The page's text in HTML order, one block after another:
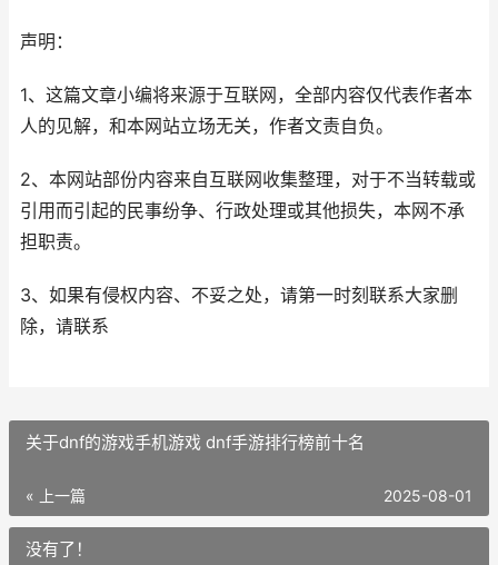
声明：
1、这篇文章小编将来源于互联网，全部内容仅代表作者本
人的见解，和本网站立场无关，作者文责自负。
2、本网站部份内容来自互联网收集整理，对于不当转载或
引用而引起的民事纷争、行政处理或其他损失，本网不承
担职责。
3、如果有侵权内容、不妥之处，请第一时刻联系大家删
除，请联系
关于dnf的游戏手机游戏 dnf手游排行榜前十名
« 上一篇 2025-08-01
没有了！